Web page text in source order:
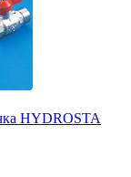
HYDROSTA